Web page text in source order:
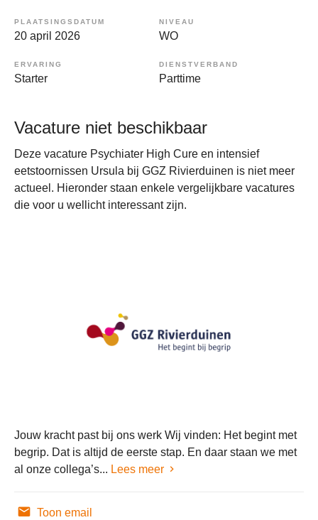
PLAATSINGSDATUM
20 april 2026
NIVEAU
WO
ERVARING
Starter
DIENSTVERBAND
Parttime
Vacature niet beschikbaar
Deze vacature Psychiater High Cure en intensief
eetstoornissen Ursula bij GGZ Rivierduinen is niet meer
actueel. Hieronder staan enkele vergelijkbare vacatures
die voor u wellicht interessant zijn.
Jouw kracht past bij ons werk Wij vinden: Het begint met
begrip. Dat is altijd de eerste stap. En daar staan we met
al onze collega’s... Lees meer
Toon email